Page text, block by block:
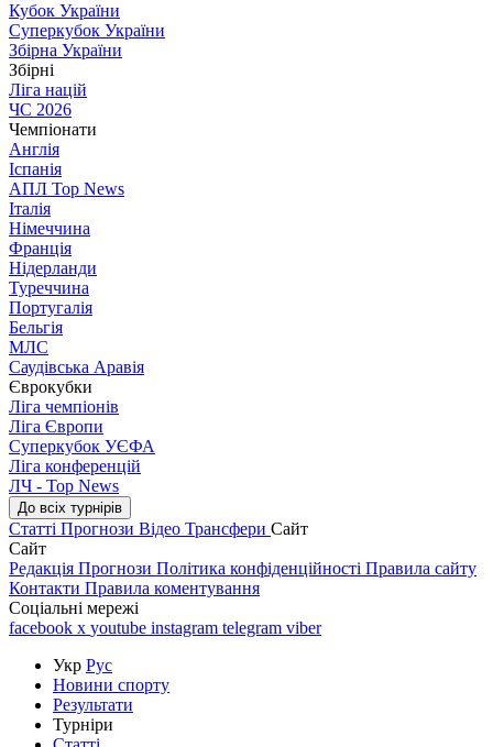
Кубок України
Суперкубок України
Збірна України
Збірні
Ліга націй
ЧС 2026
Чемпіонати
Англія
Іспанія
АПЛ Top News
Італія
Німеччина
Франція
Нідерланди
Туреччина
Португалія
Бельгія
МЛС
Саудівська Аравія
Єврокубки
Ліга чемпіонів
Ліга Європи
Суперкубок УЄФА
Ліга конференцій
ЛЧ - Top News
До всіх турнірів
Статті Прогнози Відео Трансфери Сайт
Сайт
Редакція Прогнози Політика конфіденційності Правила сайту
Контакти Правила коментування
Соціальні мережі
facebook x youtube instagram telegram viber
Укр Рус
Новини спорту
Результати
Турніри